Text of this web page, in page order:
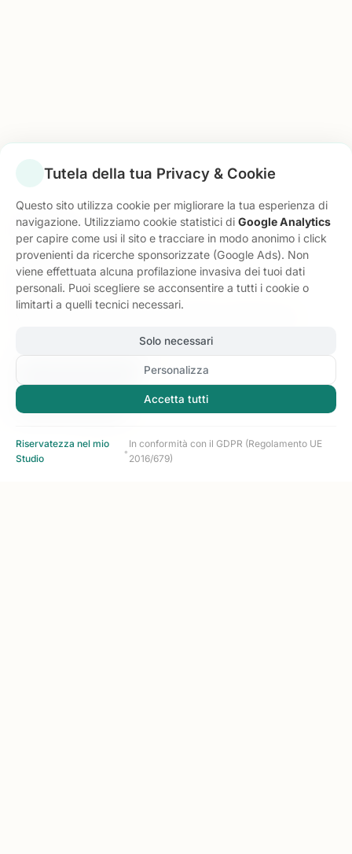
Contatti
Dott.ssa Giorgia Gattari
Studio di Psicoterapia
Civitanova Marche (MC)
Tutela della tua Privacy & Cookie
Questo sito utilizza cookie per migliorare la tua esperienza di
navigazione. Utilizziamo cookie statistici di Google Analytics
per capire come usi il sito e tracciare in modo anonimo i click
provenienti da ricerche sponsorizzate (Google Ads). Non
viene effettuata alcuna profilazione invasiva dei tuoi dati
personali. Puoi scegliere se acconsentire a tutti i cookie o
limitarti a quelli tecnici necessari.
Sempre Attivo
Necessari per il funzionamento basilare del sito (es.
Profilazione & Marketing
Solo necessari
Personalizza
Accetta tutti
Riservatezza nel mio
Studio
•
In conformità con il GDPR (Regolamento UE
2016/679)